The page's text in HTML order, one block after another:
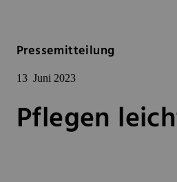
Pressemitteilung
13 Juni 2023
Pflegen